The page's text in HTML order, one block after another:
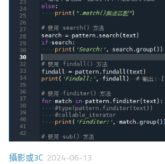
攝影或3C 2024-06-13